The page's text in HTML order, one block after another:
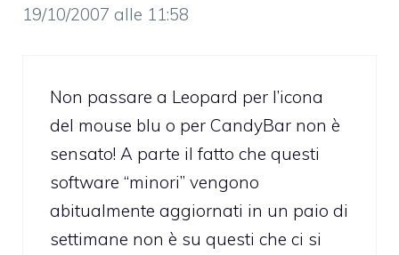
19/10/2007 alle 11:58
Non passare a Leopard per l’icona
del mouse blu o per CandyBar non è
sensato! A parte il fatto che questi
software “minori” vengono
abitualmente aggiornati in un paio di
settimane non è su questi che ci si